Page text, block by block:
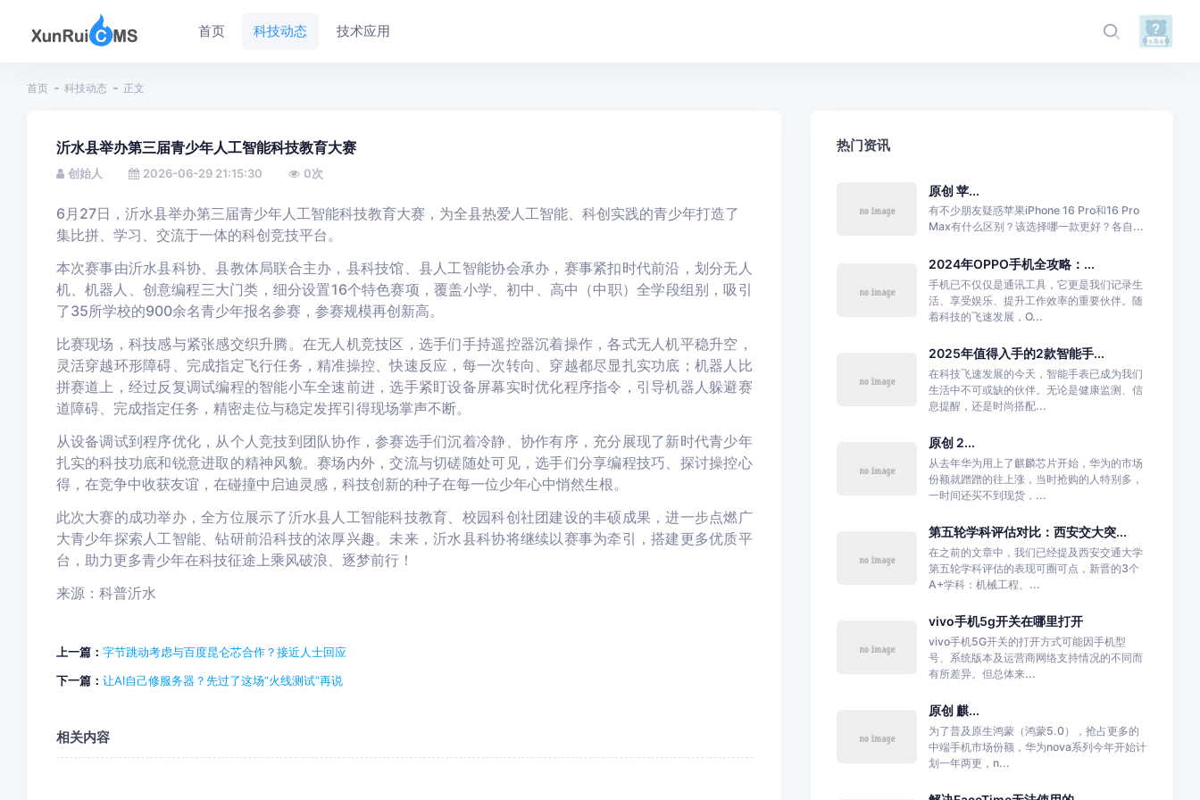
首页 科技动态 技术应用
首页 科技动态 正文
沂水县举办第三届青少年人工智能科技教育大赛
创始人 2026-06-29 21:15:30 0次
6月27日，沂水县举办第三届青少年人工智能科技教育大赛，为全县热爱人工智能、科创实践的青少年打造了
集比拼、学习、交流于一体的科创竞技平台。
本次赛事由沂水县科协、县教体局联合主办，县科技馆、县人工智能协会承办，赛事紧扣时代前沿，划分无人
机、机器人、创意编程三大门类，细分设置16个特色赛项，覆盖小学、初中、高中（中职）全学段组别，吸引
了35所学校的900余名青少年报名参赛，参赛规模再创新高。
比赛现场，科技感与紧张感交织升腾。在无人机竞技区，选手们手持遥控器沉着操作，各式无人机平稳升空，
灵活穿越环形障碍、完成指定飞行任务，精准操控、快速反应，每一次转向、穿越都尽显扎实功底；机器人比
拼赛道上，经过反复调试编程的智能小车全速前进，选手紧盯设备屏幕实时优化程序指令，引导机器人躲避赛
道障碍、完成指定任务，精密走位与稳定发挥引得现场掌声不断。
从设备调试到程序优化，从个人竞技到团队协作，参赛选手们沉着冷静、协作有序，充分展现了新时代青少年
扎实的科技功底和锐意进取的精神风貌。赛场内外，交流与切磋随处可见，选手们分享编程技巧、探讨操控心
得，在竞争中收获友谊，在碰撞中启迪灵感，科技创新的种子在每一位少年心中悄然生根。
此次大赛的成功举办，全方位展示了沂水县人工智能科技教育、校园科创社团建设的丰硕成果，进一步点燃广
大青少年探索人工智能、钻研前沿科技的浓厚兴趣。未来，沂水县科协将继续以赛事为牵引，搭建更多优质平
台，助力更多青少年在科技征途上乘风破浪、逐梦前行！
来源：科普沂水
上一篇： 字节跳动考虑与百度昆仑芯合作？接近人士回应
下一篇： 让AI自己修服务器？先过了这场“火线测试”再说
相关内容
热门资讯
原创 苹...
有不少朋友疑惑苹果iPhone 16 Pro和16 Pro
Max有什么区别？该选择哪一款更好？各自...
2024年OPPO手机全攻略：...
手机已不仅仅是通讯工具，它更是我们记录生
活、享受娱乐、提升工作效率的重要伙伴。随
着科技的飞速发展，O...
2025年值得入手的2款智能手...
在科技飞速发展的今天，智能手表已成为我们
生活中不可或缺的伙伴。无论是健康监测、信
息提醒，还是时尚搭配...
原创 2...
从去年华为用上了麒麟芯片开始，华为的市场
份额就蹭蹭的往上涨，当时抢购的人特别多，
一时间还买不到现货，...
第五轮学科评估对比：西安交大突...
在之前的文章中，我们已经提及西安交通大学
第五轮学科评估的表现可圈可点，新晋的3个
A+学科：机械工程、...
vivo手机5g开关在哪里打开
vivo手机5G开关的打开方式可能因手机型
号、系统版本及运营商网络支持情况的不同而
有所差异。但总体来...
原创 麒...
为了普及原生鸿蒙（鸿蒙5.0），抢占更多的
中端手机市场份额，华为nova系列今年开始计
划一年两更，n...